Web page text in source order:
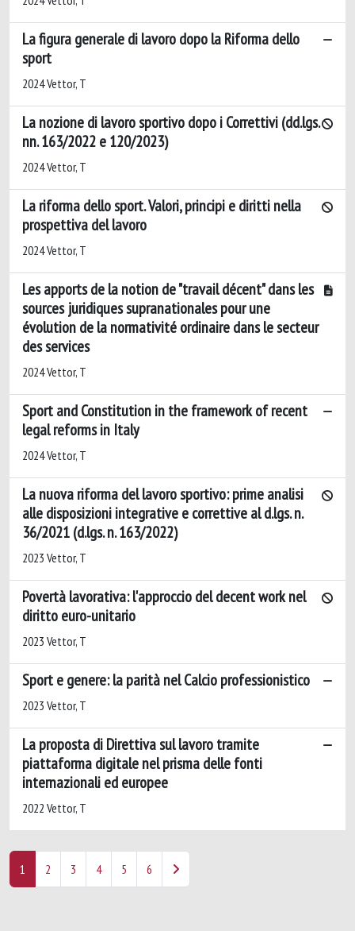
La figura generale di lavoro dopo la Riforma dello
sport
2024 Vettor, T
La nozione di lavoro sportivo dopo i Correttivi (dd.lgs.
nn. 163/2022 e 120/2023)
2024 Vettor, T
La riforma dello sport. Valori, principi e diritti nella
prospettiva del lavoro
2024 Vettor, T
Les apports de la notion de "travail décent" dans les
sources juridiques supranationales pour une
évolution de la normativité ordinaire dans le secteur
des services
2024 Vettor, T
Sport and Constitution in the framework of recent
legal reforms in Italy
2024 Vettor, T
La nuova riforma del lavoro sportivo: prime analisi
alle disposizioni integrative e correttive al d.lgs. n.
36/2021 (d.lgs. n. 163/2022)
2023 Vettor, T
Povertà lavorativa: l'approccio del decent work nel
diritto euro-unitario
2023 Vettor, T
Sport e genere: la parità nel Calcio professionistico
2023 Vettor, T
La proposta di Direttiva sul lavoro tramite
piattaforma digitale nel prisma delle fonti
internazionali ed europee
2022 Vettor, T
1 2 3 4 5 6